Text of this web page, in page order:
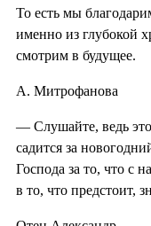
То есть мы
именно из глубокой
смотрим в будущее.
А. Митрофанова
— Слушайте, ведь
садится за
Господа за то, что с
в то, что предстоит,